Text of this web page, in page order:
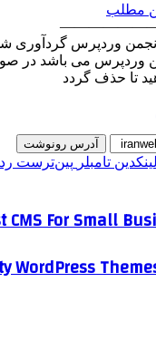
مطلب
وردپرس گردآوری
وردپرس می باشد در
تا حذف گردد
آدرس رونوشت
لینکدین ‫تامبلر ‫پین‌ترست
WordPress